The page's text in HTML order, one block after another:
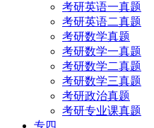
考研英语一真题
考研英语二真题
考研数学真题
考研数学一真题
考研数学二真题
考研数学三真题
考研政治真题
考研专业课真题
专四